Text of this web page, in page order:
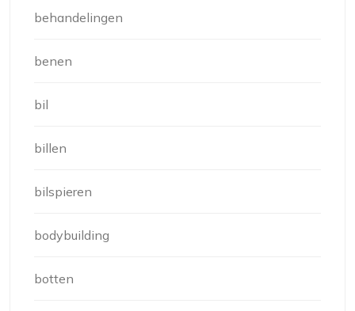
behandelingen
benen
bil
billen
bilspieren
bodybuilding
botten